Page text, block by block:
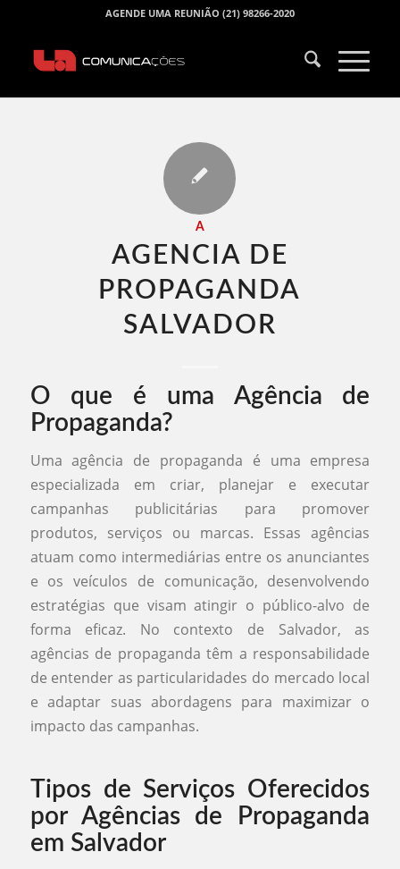
AGENDE UMA REUNIÃO (21) 98266-2020
A
AGENCIA DE
PROPAGANDA
SALVADOR​
O que é uma Agência de
Propaganda?
Uma agência de propaganda é uma empresa
especializada em criar, planejar e executar
campanhas publicitárias para promover
produtos, serviços ou marcas. Essas agências
atuam como intermediárias entre os anunciantes
e os veículos de comunicação, desenvolvendo
estratégias que visam atingir o público-alvo de
forma eficaz. No contexto de Salvador, as
agências de propaganda têm a responsabilidade
de entender as particularidades do mercado local
e adaptar suas abordagens para maximizar o
impacto das campanhas.
Tipos de Serviços Oferecidos
por Agências de Propaganda
em Salvador